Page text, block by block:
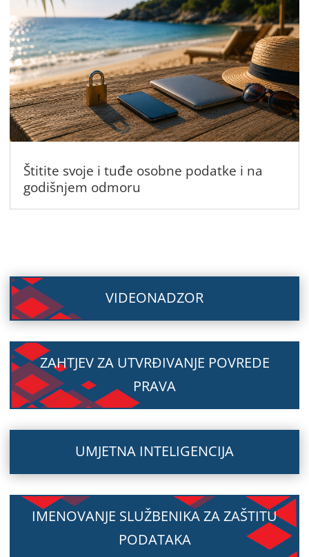
Štitite svoje i tuđe osobne podatke i na
godišnjem odmoru
VIDEONADZOR
ZAHTJEV ZA UTVRĐIVANJE POVREDE
PRAVA
UMJETNA INTELIGENCIJA
IMENOVANJE SLUŽBENIKA ZA ZAŠTITU
PODATAKA